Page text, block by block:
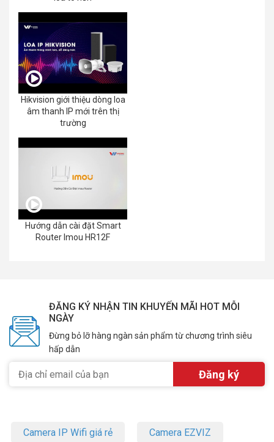
Hikvision giới thiệu dòng loa
âm thanh IP mới trên thị
trường
Hướng dẫn cài đặt Smart
Router Imou HR12F
ĐĂNG KÝ NHẬN TIN KHUYẾN MÃI HOT MỖI
NGÀY
Đừng bỏ lỡ hàng ngàn sản phẩm từ chương trình siêu
hấp dẫn
Camera IP Wifi giá rẻ Camera EZVIZ